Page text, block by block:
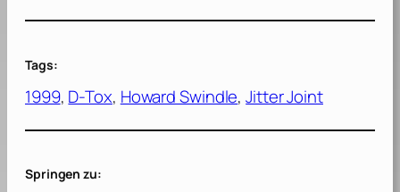
Tags:
1999, D-Tox, Howard Swindle, Jitter Joint
Springen zu: